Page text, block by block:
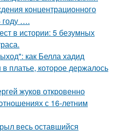
концентрационного
году ….
в истории: 5 безумных
как Белла хадид
платье, которое держалось
жуков откровенно
с 16-летним
весь оставшийся